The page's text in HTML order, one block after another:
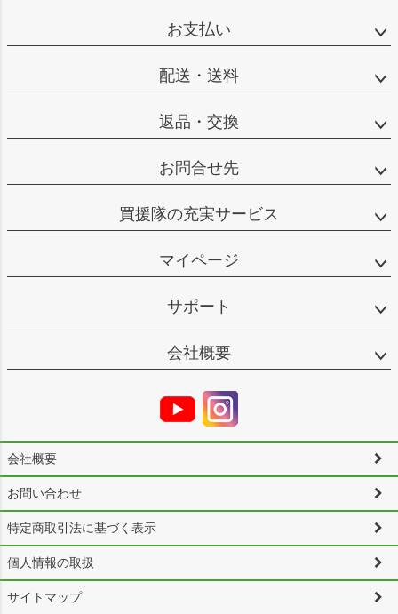
お支払い
配送・送料
返品・交換
お問合せ先
買援隊の充実サービス
マイページ
サポート
会社概要
会社概要
お問い合わせ
特定商取引法に基づく表示
個人情報の取扱
サイトマップ